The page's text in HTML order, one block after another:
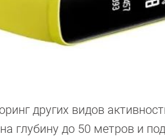
других видов
глубину до 50 метров и